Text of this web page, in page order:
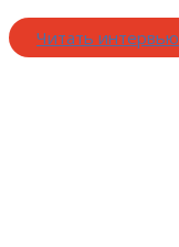
Читать интервью